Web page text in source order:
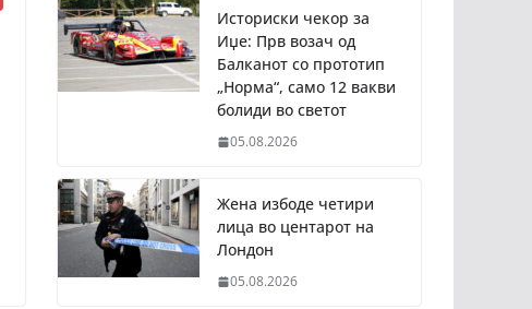
Историски чекор за
Иџе: Прв возач од
Балканот со прототип
„Норма“, само 12 вакви
болиди во светот
05.08.2026
Жена избоде четири
лица во центарот на
Лондон
05.08.2026